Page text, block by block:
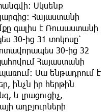
Սկսենք
Հայաստանի
գալիս է Ռուսաստանի
30-ից 31 տոկոսը՝
30-ից 32
Հայաստանի
Սա ենթադրում է
ինչն իր հերթին
և լրացուցիչ,
աղբյուրների